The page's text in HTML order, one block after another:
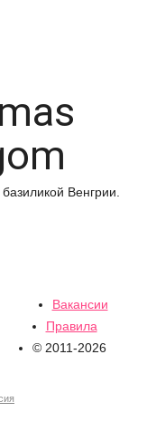
Венгрии.
Вакансии
Правила
© 2011-2026